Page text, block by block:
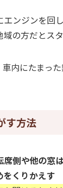
ンジンを回
の方だとス
内にたまっ
す方法
側や他の窓は
くりかえす